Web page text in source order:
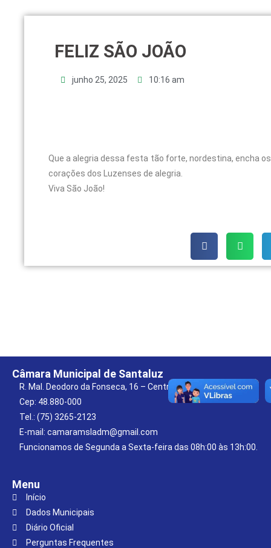
FELIZ SÃO JOÃO
junho 25, 2025 10:16 am
Que a alegria dessa festa tão forte, nordestina, encha os
corações dos Luzenses de alegria.
Viva São João!
Câmara Municipal de Santaluz
R. Mal. Deodoro da Fonseca, 16 – Centro
Cep: 48.880-000
Tel.: (75) 3265-2123
E-mail: camaramsladm@gmail.com
Funcionamos de Segunda a Sexta-feira das 08h:00 às 13h:00.
Menu
Início
Dados Municipais
Diário Oficial
Perguntas Frequentes